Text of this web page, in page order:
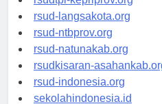
rsudtpi-kepriprov.org
rsud-langsakota.org
rsud-ntbprov.org
rsud-natunakab.org
rsudkisaran-asahankab.org
rsud-indonesia.org